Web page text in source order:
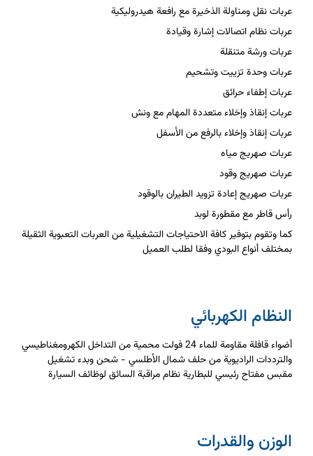
عربات نقل ومناولة الذخيرة مع رافعة هيدروليكية
عربات نظام اتصالات إشارة وقيادة
عربات ورشة متنقلة
عربات وحدة تزييت وتشحيم
عربات إطفاء حرائق
عربات إنقاذ وإخلاء متعددة المهام مع ونش
عربات إنقاذ وإخلاء بالرفع من الأسفل
عربات صهريج مياه
عربات صهريج وقود
عربات صهريج إعادة تزويد الطيران بالوقود
رأس قاطر مع مقطورة لوبد
كما وتقوم بتوفير كافة الاحتياجات التشغيلية من العربات التعبوية الثقيلة
بمختلف أنواع البودي وفقا لطلب العميل
النظام الكهربائي
أضواء قافلة مقاومة للماء 24 فولت محمية من التداخل الكهرومغناطيسي
والترددات الراديوية من حلف شمال الأطلسي - شحن وبدء تشغيل
مقبس مفتاح رئيسي للبطارية نظام مراقبة السائق لوظائف السيارة
الوزن والقدرات